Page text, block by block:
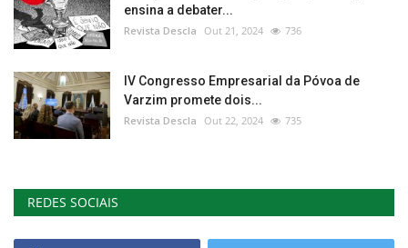
ensina a debater...
Revista Descla Out 21, 2024 736
IV Congresso Empresarial da Póvoa de
Varzim promete dois...
Revista Descla Out 22, 2024 735
REDES SOCIAIS